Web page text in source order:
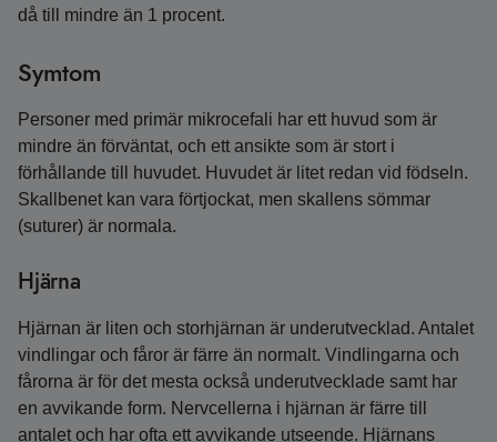
då till mindre än 1 procent.
Symtom
Personer med primär mikrocefali har ett huvud som är
mindre än förväntat, och ett ansikte som är stort i
förhållande till huvudet. Huvudet är litet redan vid födseln.
Skallbenet kan vara förtjockat, men skallens sömmar
(suturer) är normala.
Hjärna
Hjärnan är liten och storhjärnan är underutvecklad. Antalet
vindlingar och fåror är färre än normalt. Vindlingarna och
fårorna är för det mesta också underutvecklade samt har
en avvikande form. Nervcellerna i hjärnan är färre till
antalet och har ofta ett avvikande utseende. Hjärnans